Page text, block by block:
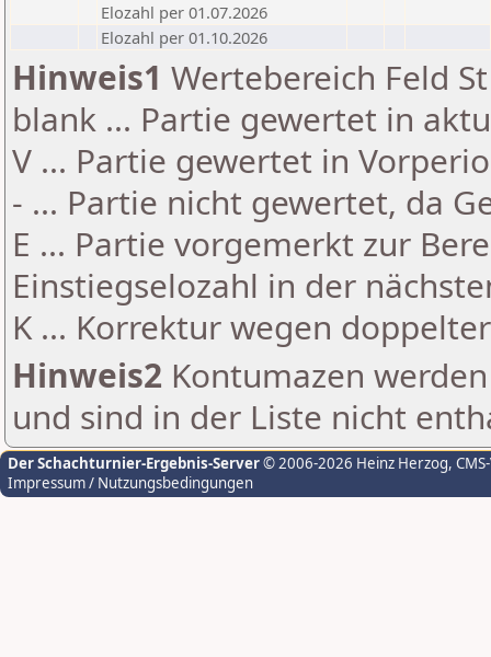
Elozahl per 01.07.2026
Elozahl per 01.10.2026
Hinweis1 Wertebereich Feld
blank ... Partie gewertet in
V ... Partie gewertet in
- ... Partie nicht gewertet, da
E ... Partie vorgemerkt zur
Einstiegselozahl in der
K ... Korrektur wegen
Hinweis2 Kontumazen
und sind in der Liste nicht
Der Schachturnier-Ergebnis-Server© 2006-2026 Heinz Herzog,
Impressum / Nutzungsbedingungen